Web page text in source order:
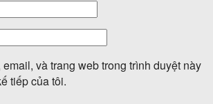
và trang web trong trình duyệt này
tiếp của tôi.